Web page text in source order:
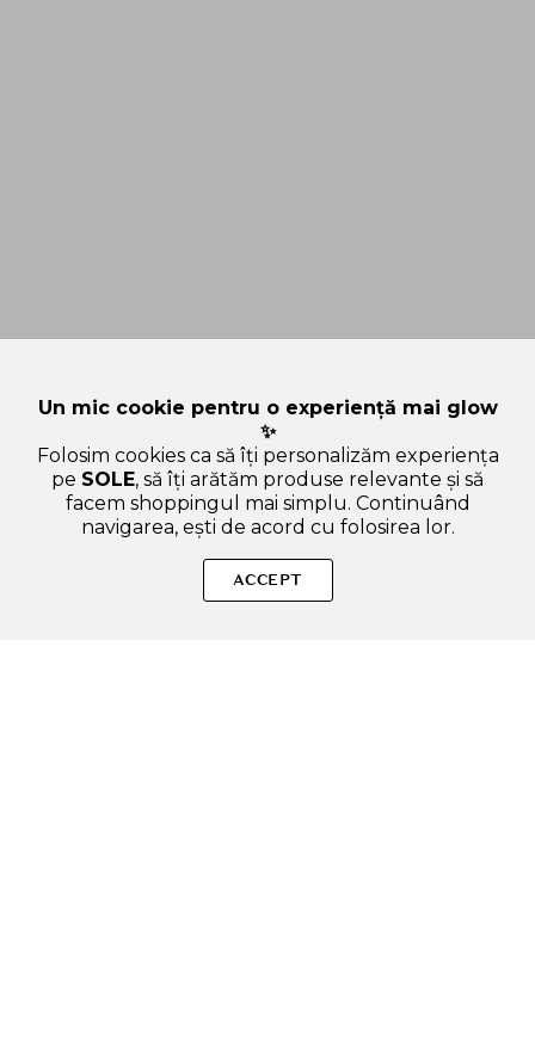
Produse autentice, conforme UE, alese responsabil.
Un mic cookie pentru o experiență mai glow
✨
Folosim cookies ca să îți personalizăm experiența
pe SOLE, să îți arătăm produse relevante și să
facem shoppingul mai simplu. Continuând
navigarea, ești de acord cu folosirea lor.
ACCEPT